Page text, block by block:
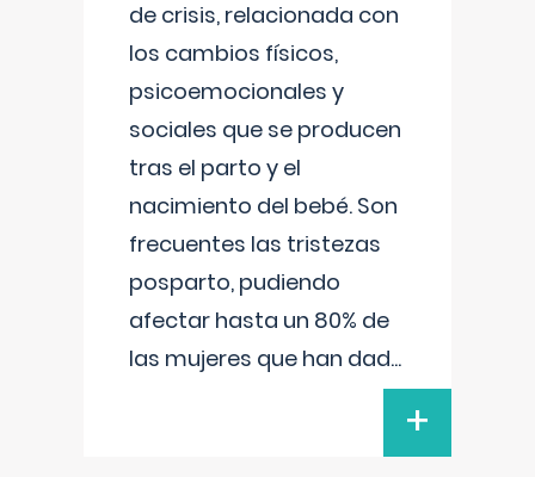
de crisis, relacionada con
los cambios físicos,
psicoemocionales y
sociales que se producen
tras el parto y el
nacimiento del bebé. Son
frecuentes las tristezas
posparto, pudiendo
afectar hasta un 80% de
las mujeres que han dad...
+